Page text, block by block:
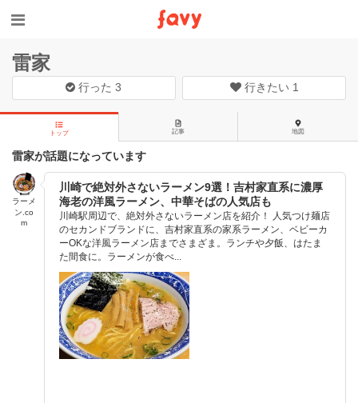
雷家
行った3 行きたい 1
トップ 記事 地図
雷家が話題になっています
ラーメ
ン.co
m
川崎で絶対外さないラーメン9選！吉村家直系に濃厚
海老の洋風ラーメン、中華そばの人気店も
川崎駅周辺で、絶対外さないラーメン店を紹介！ 人気つけ麺店
のセカンドブランドに、吉村家直系の家系ラーメン、ベビーカ
ーOKな洋風ラーメン店までさまざま。ランチや夕飯、はたま
た間食に。ラーメンが食べ...